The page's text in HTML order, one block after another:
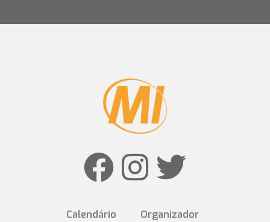
Calendário Organizador